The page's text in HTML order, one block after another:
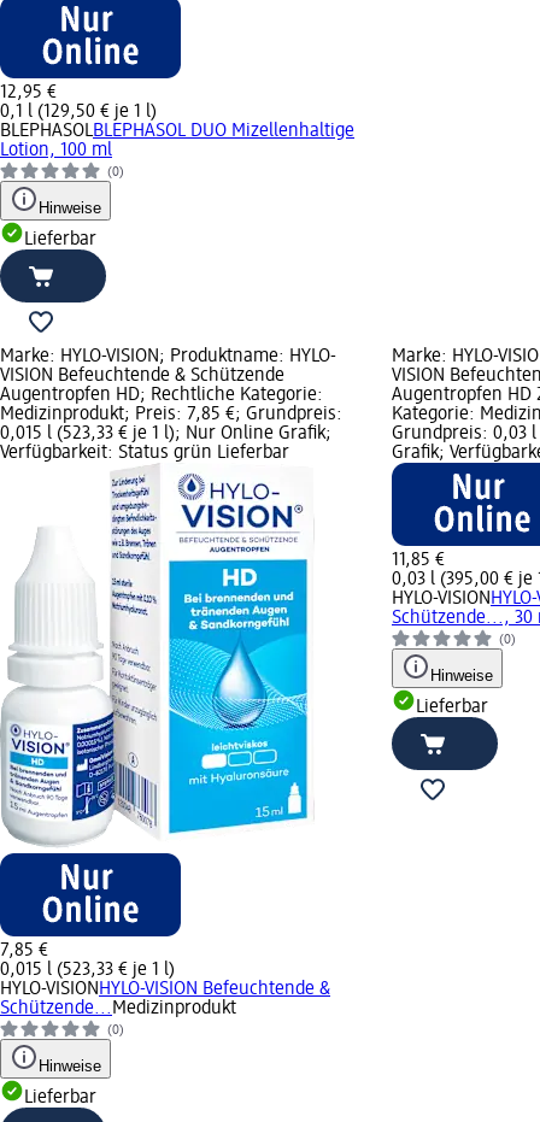
12,95 €
0,1 l (129,50 € je 1 l)
BLEPHASOLBLEPHASOL DUO Mizellenhaltige
Lotion, 100 ml
(0)
Hinweise
Lieferbar
Marke: HYLO-VISION; Produktname: HYLO-
VISION Befeuchtende & Schützende
Augentropfen HD; Rechtliche Kategorie:
Medizinprodukt; Preis: 7,85 €; Grundpreis:
0,015 l (523,33 € je 1 l); Nur Online Grafik;
Verfügbarkeit: Status grün Lieferbar
7,85 €
0,015 l (523,33 € je 1 l)
HYLO-VISION HYLO-VISION Befeuchtende &
Schützende... Medizinprodukt
(0)
Hinweise
Lieferbar
Marke: HYLO-
VISION
Augentropfen HD
Kategorie:
Grundpreis: 0,03
Grafik;
11,85 €
0,03 l (395,00 € je
HYLO-VISION
Schützende..., 30
(0)
Hinweise
Lieferbar